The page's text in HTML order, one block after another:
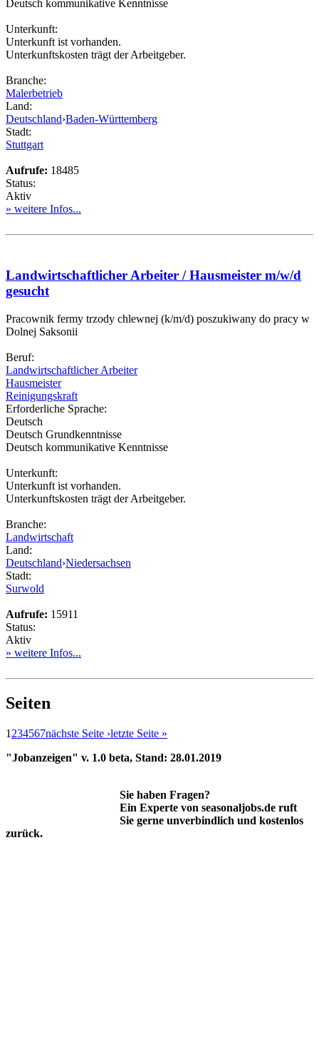
Deutsch kommunikative Kenntnisse
Unterkunft:
Unterkunft ist vorhanden.
Unterkunftskosten trägt der Arbeitgeber.
Branche:
Malerbetrieb
Land:
Deutschland›Baden-Württemberg
Stadt:
Stuttgart
Aufrufe: 18485
Status:
Aktiv
» weitere Infos...
Landwirtschaftlicher Arbeiter / Hausmeister m/w/d
gesucht
Pracownik fermy trzody chlewnej (k/m/d) poszukiwany do pracy w
Dolnej Saksonii
Beruf:
Landwirtschaftlicher Arbeiter
Hausmeister
Reinigungskraft
Erforderliche Sprache:
Deutsch
Deutsch Grundkenntnisse
Deutsch kommunikative Kenntnisse
Unterkunft:
Unterkunft ist vorhanden.
Unterkunftskosten trägt der Arbeitgeber.
Branche:
Landwirtschaft
Land:
Deutschland›Niedersachsen
Stadt:
Surwold
Aufrufe: 15911
Status:
Aktiv
» weitere Infos...
Seiten
1 234567nächste Seite ›letzte Seite »
"Jobanzeigen" v. 1.0 beta, Stand: 28.01.2019
Sie haben Fragen?
Ein Experte von seasonaljobs.de ruft
Sie gerne unverbindlich und kostenlos
zurück.